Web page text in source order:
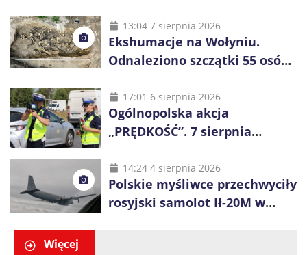
48 godzin
13:04 7 sierpnia 2026
Ekshumacje na Wołyniu.
Odnaleziono szczątki 55 osób,
17:01 6 sierpnia 2026
Ogólnopolska akcja
„PRĘDKOŚĆ”. 7 sierpnia
14:24 4 sierpnia 2026
Polskie myśliwce przechwyciły
rosyjski samolot Ił-20M w
Więcej